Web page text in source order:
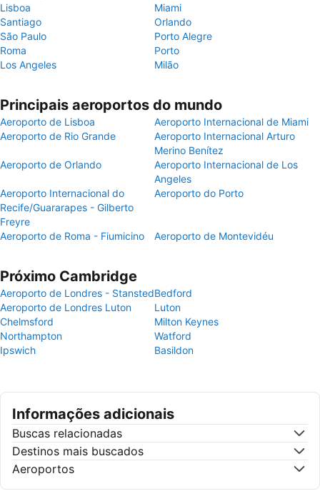
Lisboa
Miami
Santiago
Orlando
São Paulo
Porto Alegre
Roma
Porto
Los Angeles
Milão
Principais aeroportos do mundo
Aeroporto de Lisboa
Aeroporto Internacional de Miami
Aeroporto de Rio Grande
Aeroporto Internacional Arturo
Merino Benítez
Aeroporto de Orlando
Aeroporto Internacional de Los
Angeles
Aeroporto Internacional do
Recife/Guararapes - Gilberto
Freyre
Aeroporto do Porto
Aeroporto de Roma - Fiumicino Aeroporto de Montevidéu
Próximo Cambridge
Aeroporto de Londres - StanstedBedford
Aeroporto de Londres Luton
Luton
Chelmsford
Milton Keynes
Northampton
Watford
Ipswich
Basildon
Informações adicionais
Buscas relacionadas
Destinos mais buscados
Aeroportos